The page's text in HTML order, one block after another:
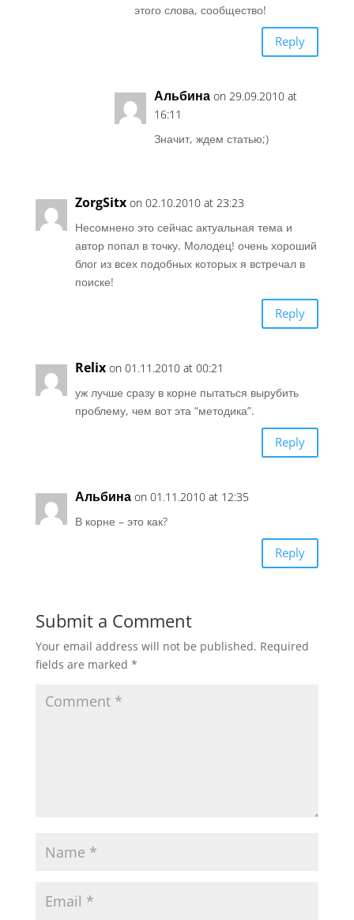
этого слова, сообщество!
Reply
Альбина on 29.09.2010 at
16:11
Значит, ждем статью;)
ZorgSitx on 02.10.2010 at 23:23
Несомнено это сейчас актуальная тема и
автор попал в точку. Молодец! очень хороший
блог из всех подобных которых я встречал в
поиске!
Reply
Relix on 01.11.2010 at 00:21
уж лучше сразу в корне пытаться вырубить
проблему, чем вот эта “методика”.
Reply
Альбина on 01.11.2010 at 12:35
В корне – это как?
Reply
Submit a Comment
Your email address will not be published. Required
fields are marked *